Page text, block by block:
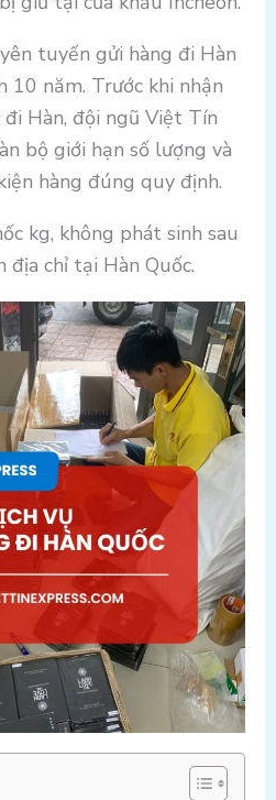
tuyến gửi hàng đi Hàn
10 năm. Trước khi nhận
Hàn, đội ngũ Việt Tín
bộ giới hạn số lượng và
hàng đúng quy định.
kg, không phát sinh sau
địa chỉ tại Hàn Quốc.